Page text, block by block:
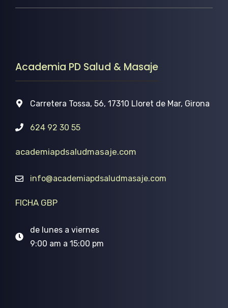
Academia PD Salud & Masaje
Carretera Tossa, 56, 17310 Lloret de Mar, Girona
624 92 30 55
academiapdsaludmasaje.com
info@academiapdsaludmasaje.com
FICHA GBP
de lunes a viernes
9:00 am a 15:00 pm